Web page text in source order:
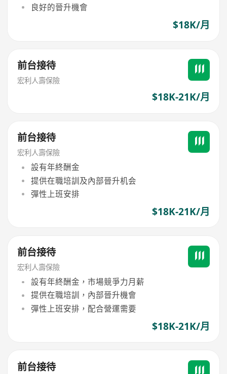
良好的晉升機會
$18K/月
前台接待
宏利人壽保險
$18K-21K/月
前台接待
宏利人壽保險
設有年終酬金
提供在職培訓及內部晉升机会
彈性上班安排
$18K-21K/月
前台接待
宏利人壽保險
設有年終酬金，市場競爭力月薪
提供在職培訓，內部晉升機會
彈性上班安排，配合營運需要
$18K-21K/月
前台接待